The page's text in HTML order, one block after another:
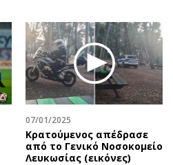
07/01/2025
Κρατούμενος απέδρασε
από το Γενικό Νοσοκομείο
Λευκωσίας (εικόνες)